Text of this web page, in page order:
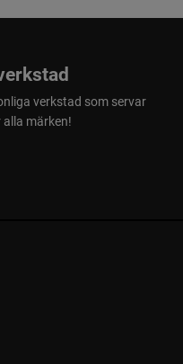
verkstad som servar
märken!